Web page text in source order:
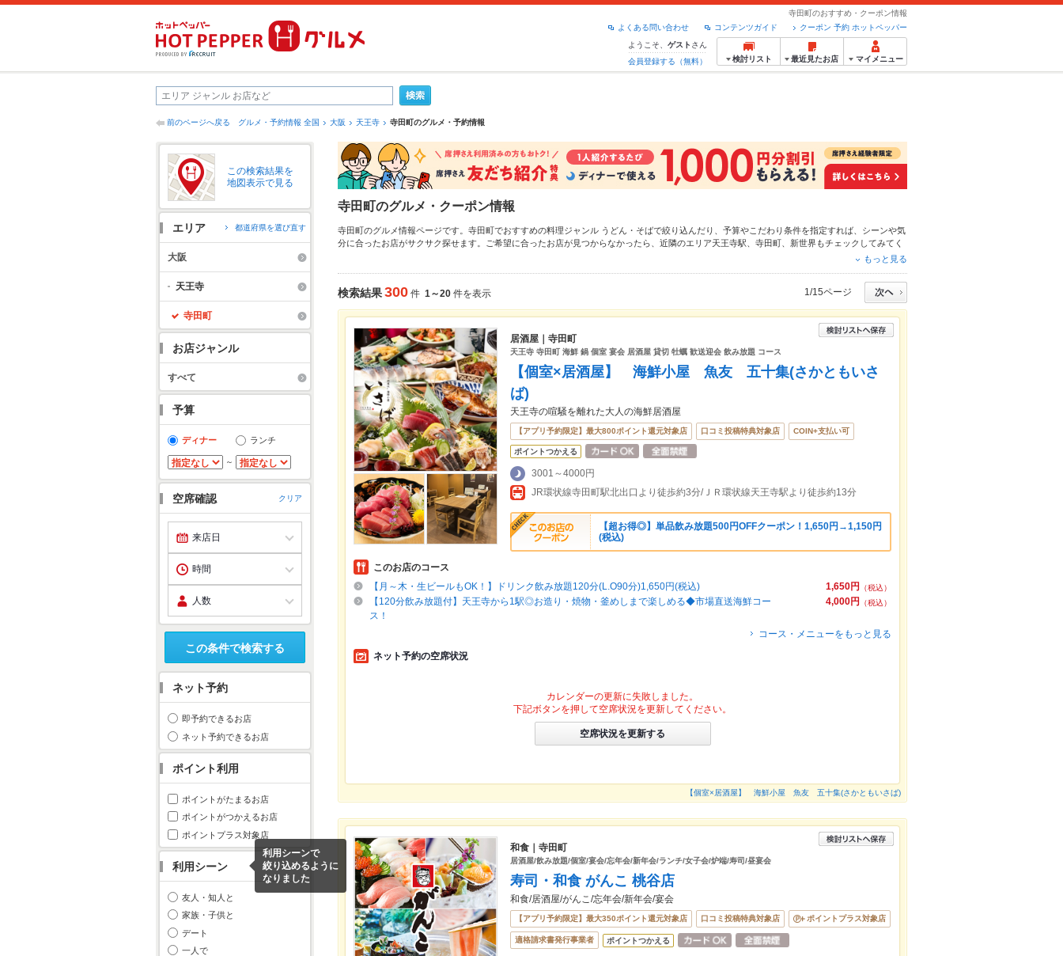
寺田町のおすすめ・クーポン情報
クーポン 予約 ホットペッパー
コンテンツガイド
よくある問い合わせ
ようこそ、 ゲスト さん
会員登録する（無料）
検討リスト 最近見たお店 マイメニュー
前のページへ戻る グルメ・予約情報 全国 大阪 天王寺 寺田町のグルメ・予約情報
この検索結果を
地図表示で見る
エリア 都道府県を選び直す
大阪
天王寺
寺田町
お店ジャンル
すべて
予算
ディナー ランチ
～
空席確認 クリア
この条件で検索する
ネット予約
即予約できるお店
ネット予約できるお店
ポイント利用
ポイントがたまるお店
ポイントがつかえるお店
ポイントプラス対象店
利用シーン
利用シーンで
絞り込めるように
なりました
友人・知人と
家族・子供と
デート
一人で
寺田町のグルメ・クーポン情報
寺田町のグルメ情報ページです。寺田町でおすすめの料理ジャンル うどん・そばで絞り込んだり、予算やこだわり条件を指定すれば、シーンや気
分に合ったお店がサクサク探せます。ご希望に合ったお店が見つからなかったら、近隣のエリア天王寺駅 寺田町 新世界もチェックしてみてく
や季節のおすすめ料理など、お店
もっと見る
検索結果300 件 1～20 件を表示 1/15ページ
居酒屋｜寺田町
天王寺 寺田町 海鮮 鍋 個室 宴会 居酒屋 貸切 牡蠣 歓送迎会 飲み放題 コース
【個室×居酒屋】 海鮮小屋 魚友 五十集(さかともいさ
ば)
天王寺の喧騒を離れた大人の海鮮居酒屋
【アプリ予約限定】最大800ポイント還元対象店 口コミ投稿特典対象店 COIN+支払い可
ポイントつかえる
3001～4000円
JR環状線寺田町駅北出口より徒歩約3分/ＪＲ環状線天王寺駅より徒歩約13分
【超お得◎】単品飲み放題500円OFFクーポン！1,650円→1,150円
(税込)
このお店のコース
1,650円
（税込）
【月～木・生ビールもOK！】ドリンク飲み放題120分(L.O90分)1,650円(税込)
4,000円
（税込）
【120分飲み放題付】天王寺から1駅◎お造り・焼物・釜めしまで楽しめる◆市場直送海鮮コー
ス！
コース・メニューをもっと見る
ネット予約の空席状況
カレンダーの更新に失敗しました。
下記ボタンを押して空席状況を更新してください。
空席状況を更新する
【個室×居酒屋】 海鮮小屋 魚友 五十集(さかともいさば)
和食｜寺田町
居酒屋/飲み放題/個室/宴会/忘年会/新年会/ランチ/女子会/炉端/寿司/昼宴会
寿司・和食 がんこ 桃谷店
和食/居酒屋/がんこ/忘年会/新年会/宴会
【アプリ予約限定】最大350ポイント還元対象店 口コミ投稿特典対象店 ポイントプラス対象店
適格請求書発行事業者 ポイントつかえる